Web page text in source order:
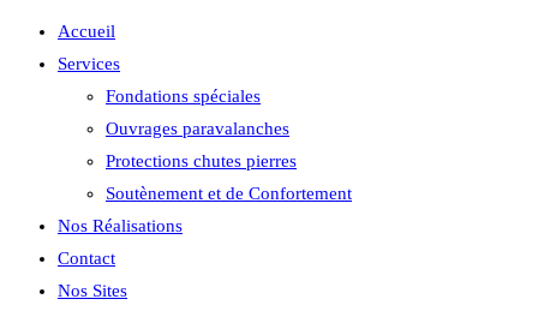
Accueil
Services
Fondations spéciales
Ouvrages paravalanches
Protections chutes pierres
Soutènement et de Confortement
Nos Réalisations
Contact
Nos Sites